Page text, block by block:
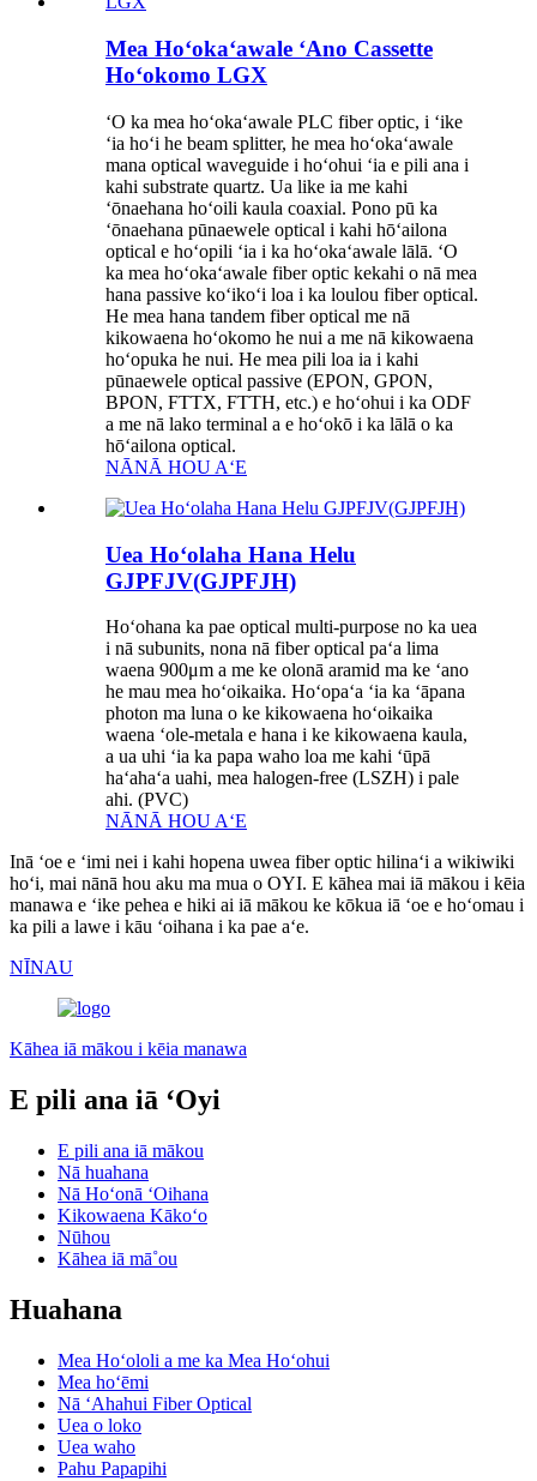
Mea Hoʻokaʻawale ʻAno Cassette
Hoʻokomo LGX
ʻO ka mea hoʻokaʻawale PLC fiber optic, i ʻike
ʻia hoʻi he beam splitter, he mea hoʻokaʻawale
mana optical waveguide i hoʻohui ʻia e pili ana i
kahi substrate quartz. Ua like ia me kahi
ʻōnaehana hoʻoili kaula coaxial. Pono pū ka
ʻōnaehana pūnaewele optical i kahi hōʻailona
optical e hoʻopili ʻia i ka hoʻokaʻawale lālā. ʻO
ka mea hoʻokaʻawale fiber optic kekahi o nā mea
hana passive koʻikoʻi loa i ka loulou fiber optical.
He mea hana tandem fiber optical me nā
kikowaena hoʻokomo he nui a me nā kikowaena
hoʻopuka he nui. He mea pili loa ia i kahi
pūnaewele optical passive (EPON, GPON,
BPON, FTTX, FTTH, etc.) e hoʻohui i ka ODF
a me nā lako terminal a e hoʻokō i ka lālā o ka
hōʻailona optical.
NĀNĀ HOU AʻE
Uea Hoʻolaha Hana Helu
GJPFJV(GJPFJH)
Hoʻohana ka pae optical multi-purpose no ka uea
i nā subunits, nona nā fiber optical paʻa lima
waena 900μm a me ke olonā aramid ma ke ʻano
he mau mea hoʻoikaika. Hoʻopaʻa ʻia ka ʻāpana
photon ma luna o ke kikowaena hoʻoikaika
waena ʻole-metala e hana i ke kikowaena kaula,
a ua uhi ʻia ka papa waho loa me kahi ʻūpā
haʻahaʻa uahi, mea halogen-free (LSZH) i pale
ahi. (PVC)
NĀNĀ HOU AʻE
Inā ʻoe e ʻimi nei i kahi hopena uwea fiber optic hilinaʻi a wikiwiki
hoʻi, mai nānā hou aku ma mua o OYI. E kāhea mai iā mākou i kēia
manawa e ʻike pehea e hiki ai iā mākou ke kōkua iā ʻoe e hoʻomau i
ka pili a lawe i kāu ʻoihana i ka pae aʻe.
NĪNAU
Kāhea iā mākou i kēia manawa
E pili ana iā ʻOyi
E pili ana iā mākou
Nā huahana
Nā Hoʻonā ʻOihana
Kikowaena Kākoʻo
Nūhou
Kāhea iā mā˚ou
Huahana
Mea Hoʻololi a me ka Mea Hoʻohui
Mea hoʻēmi
Nā ʻAhahui Fiber Optical
Uea o loko
Uea waho
Pahu Papapihi